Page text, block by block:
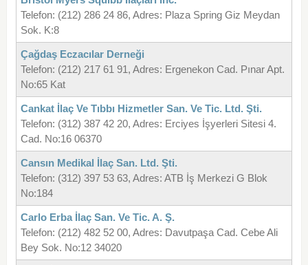
Telefon: (212) 286 24 86, Adres: Plaza Spring Giz Meydan
Sok. K:8
Çağdaş Eczacılar Derneği
Telefon: (212) 217 61 91, Adres: Ergenekon Cad. Pınar Apt.
No:65 Kat
Cankat İlaç Ve Tıbbı Hizmetler San. Ve Tic. Ltd. Şti.
Telefon: (312) 387 42 20, Adres: Erciyes İşyerleri Sitesi 4.
Cad. No:16 06370
Cansın Medikal İlaç San. Ltd. Şti.
Telefon: (312) 397 53 63, Adres: ATB İş Merkezi G Blok
No:184
Carlo Erba İlaç San. Ve Tic. A. Ş.
Telefon: (212) 482 52 00, Adres: Davutpaşa Cad. Cebe Ali
Bey Sok. No:12 34020